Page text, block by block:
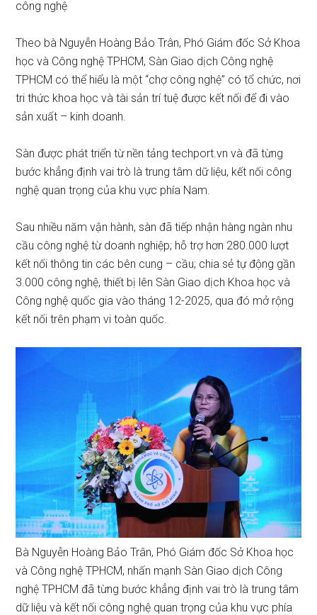
công nghệ
Theo bà Nguyễn Hoàng Bảo Trân, Phó Giám đốc Sở Khoa
học và Công nghệ TPHCM, Sàn Giao dịch Công nghệ
TPHCM có thể hiểu là một “chợ công nghệ” có tổ chức, nơi
tri thức khoa học và tài sản trí tuệ được kết nối để đi vào
sản xuất – kinh doanh.
Sàn được phát triển từ nền tảng techport.vn và đã từng
bước khẳng định vai trò là trung tâm dữ liệu, kết nối công
nghệ quan trọng của khu vực phía Nam.
Sau nhiều năm vận hành, sàn đã tiếp nhận hàng ngàn nhu
cầu công nghệ từ doanh nghiệp; hỗ trợ hơn 280.000 lượt
kết nối thông tin các bên cung – cầu; chia sẻ tự động gần
3.000 công nghệ, thiết bị lên Sàn Giao dịch Khoa học và
Công nghệ quốc gia vào tháng 12-2025, qua đó mở rộng
kết nối trên phạm vi toàn quốc.
Bà Nguyễn Hoàng Bảo Trân, Phó Giám đốc Sở Khoa học
và Công nghệ TPHCM, nhấn mạnh Sàn Giao dịch Công
nghệ TPHCM đã từng bước khẳng định vai trò là trung tâm
dữ liệu và kết nối công nghệ quan trọng của khu vực phía